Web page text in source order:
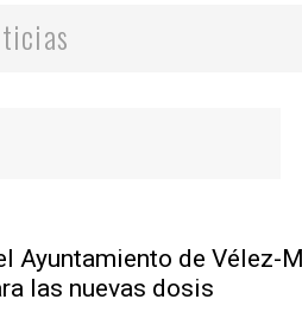
Ayuntamiento de Vélez-
las nuevas dosis